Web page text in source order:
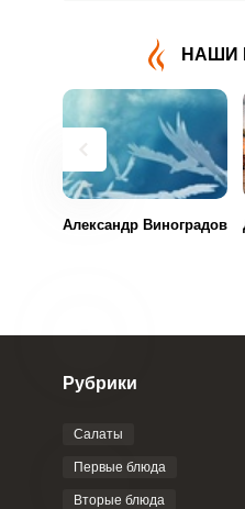
НАШИ
Александр Виноградов
Рубрики
Салаты
Первые блюда
Вторые блюда
ВХОД НА САЙТ
с помощью
ЕЩЕ НЕ